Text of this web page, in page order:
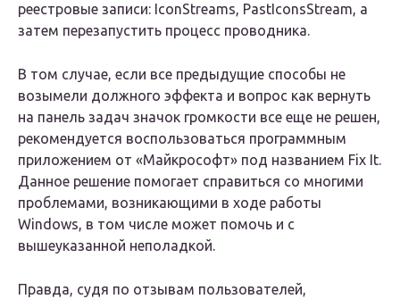
реестровые записи: IconStreams, PastIconsStream, а
затем перезапустить процесс проводника.
В том случае, если все предыдущие способы не
возымели должного эффекта и вопрос как вернуть
на панель задач значок громкости все еще не решен,
рекомендуется воспользоваться программным
приложением от «Майкрософт» под названием Fix It.
Данное решение помогает справиться со многими
проблемами, возникающими в ходе работы
Windows, в том числе может помочь и с
вышеуказанной неполадкой.
Правда, судя по отзывам пользователей,